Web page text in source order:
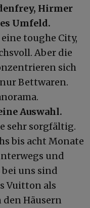
Hirmer
Umfeld.
toughe City,
Aber die
sich
Bettwaren.
Auswahl.
sehr sorgfältig.
bis acht Monate
und
bei uns sind
Vuitton als
Häusern